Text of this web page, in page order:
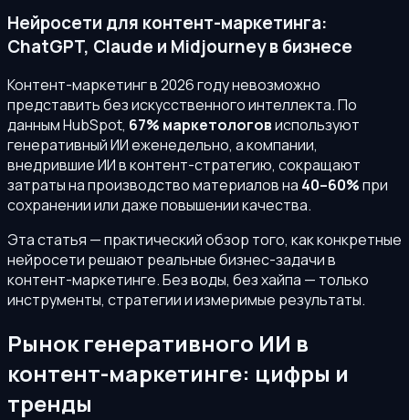
Нейросети для контент-маркетинга:
ChatGPT, Claude и Midjourney в бизнесе
Контент-маркетинг в 2026 году невозможно
представить без искусственного интеллекта. По
данным HubSpot, 67% маркетологовиспользуют
генеративный ИИ еженедельно, а компании,
внедрившие ИИ в контент-стратегию, сокращают
затраты на производство материалов на 40–60%при
сохранении или даже повышении качества.
Эта статья — практический обзор того, как конкретные
нейросети решают реальные бизнес-задачи в
контент-маркетинге. Без воды, без хайпа — только
инструменты, стратегии и измеримые результаты.
Рынок генеративного ИИ в
контент-маркетинге: цифры и
тренды